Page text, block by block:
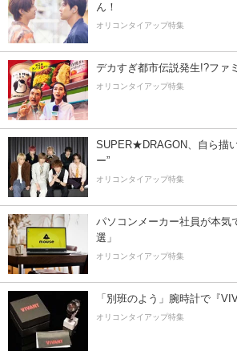
ん！
オリコンタイアップ特集
デカすぎ都市伝説発生!?ファ
オリコンタイアップ特集
SUPER★DRAGON、自ら描
ー”
オリコンタイアップ特集
パソコンメーカー社員が本気
選」
オリコンタイアップ特集
「別班のよう」腕時計で『
オリコンタイアップ特集